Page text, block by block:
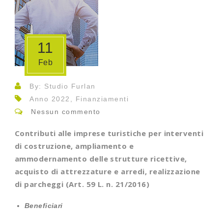
11
Feb
By: Studio Furlan
Anno 2022, Finanziamenti
Nessun commento
Contributi alle imprese turistiche per interventi
di costruzione, ampliamento e
ammodernamento delle strutture ricettive,
acquisto di attrezzature e arredi, realizzazione
di parcheggi (Art. 59 L. n. 21/2016)
Beneficiari